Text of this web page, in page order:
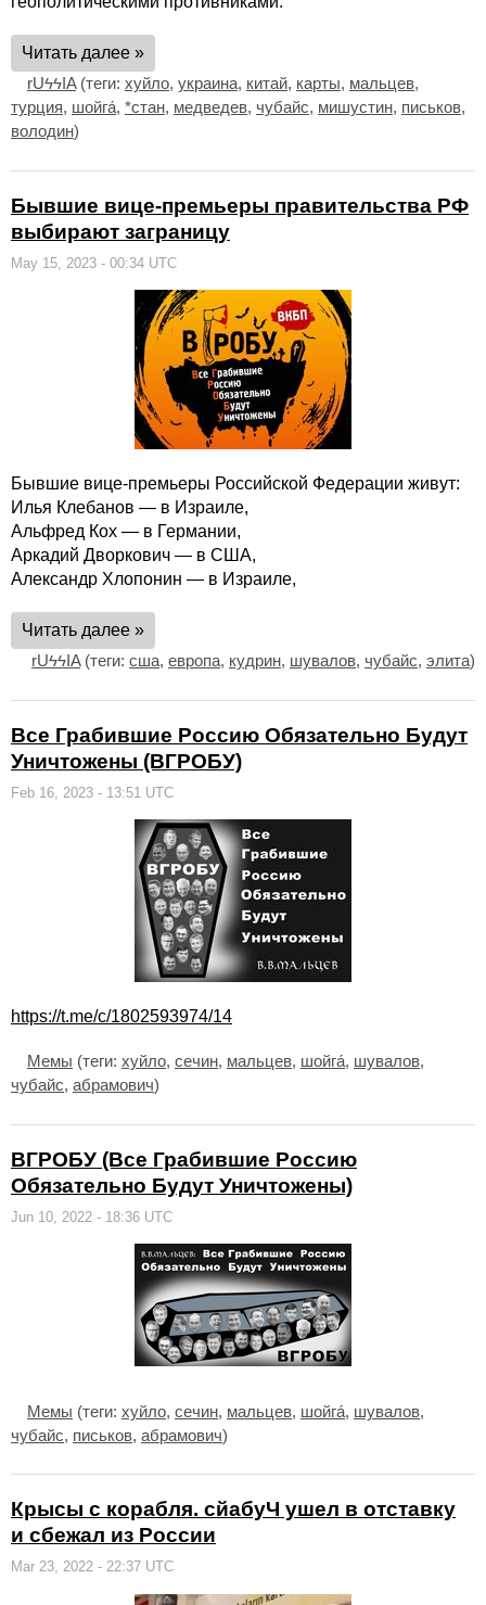
Читать далее »
rUϟϟIA(теги: хуйло, украина, китай, карты, мальцев,
турция, шойга́, *стан, медведев, чубайс, мишустин, письков,
володин)
Бывшие вице-премьеры правительства РФ
выбирают заграницу
May 15, 2023 - 00:34 UTC
Бывшие вице-премьеры Российской Федерации живут:
Илья Клебанов — в Израиле,
Альфред Кох — в Германии,
Аркадий Дворкович — в США,
Александр Хлопонин — в Израиле,
Читать далее »
rUϟϟIA(теги: сша, европа, кудрин, шувалов, чубайс, элита)
Все Грабившие Россию Обязательно Будут
Уничтожены (ВГРОБУ)
Feb 16, 2023 - 13:51 UTC
https://t.me/c/1802593974/14
Мемы (теги: хуйло, сечин, мальцев, шойга́, шувалов,
чубайс, абрамович)
ВГРОБУ (Все Грабившие Россию
Обязательно Будут Уничтожены)
Jun 10, 2022 - 18:36 UTC
Мемы (теги: хуйло, сечин, мальцев, шойга́, шувалов,
чубайс, письков, абрамович)
Крысы с корабля. сйабуЧ ушел в отставку
и сбежал из России
Mar 23, 2022 - 22:37 UTC